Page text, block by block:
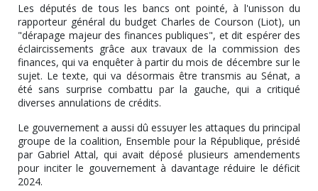
Les députés de tous les bancs ont pointé, à l'unisson du
rapporteur général du budget Charles de Courson (Liot), un
"dérapage majeur des finances publiques", et dit espérer des
éclaircissements grâce aux travaux de la commission des
finances, qui va enquêter à partir du mois de décembre sur le
sujet. Le texte, qui va désormais être transmis au Sénat, a
été sans surprise combattu par la gauche, qui a critiqué
diverses annulations de crédits.
Le gouvernement a aussi dû essuyer les attaques du principal
groupe de la coalition, Ensemble pour la République, présidé
par Gabriel Attal, qui avait déposé plusieurs amendements
pour inciter le gouvernement à davantage réduire le déficit
2024.